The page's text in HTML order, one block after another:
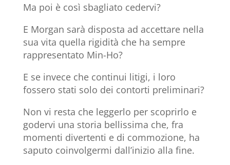
Ma poi è così sbagliato cedervi?
E Morgan sarà disposta ad accettare nella
sua vita quella rigidità che ha sempre
rappresentato Min-Ho?
E se invece che continui litigi, i loro
fossero stati solo dei contorti preliminari?
Non vi resta che leggerlo per scoprirlo e
godervi una storia bellissima che, fra
momenti divertenti e di commozione, ha
saputo coinvolgermi dall’inizio alla fine.